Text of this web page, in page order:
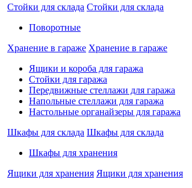
Стойки для склада Стойки для склада
Поворотные
Хранение в гараже Хранение в гараже
Ящики и короба для гаража
Стойки для гаража
Передвижные стеллажи для гаража
Напольные стеллажи для гаража
Настольные органайзеры для гаража
Шкафы для склада Шкафы для склада
Шкафы для хранения
Ящики для хранения Ящики для хранения